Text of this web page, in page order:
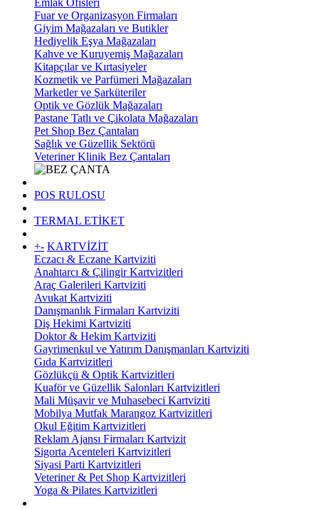
Emlak Ofisleri
Fuar ve Organizasyon Firmaları
Giyim Mağazaları ve Butikler
Hediyelik Eşya Mağazaları
Kahve ve Kuruyemiş Mağazaları
Kitapçılar ve Kırtasiyeler
Kozmetik ve Parfümeri Mağazaları
Marketler ve Şarküteriler
Optik ve Gözlük Mağazaları
Pastane Tatlı ve Çikolata Mağazaları
Pet Shop Bez Çantaları
Sağlık ve Güzellik Sektörü
Veteriner Klinik Bez Çantaları
POS RULOSU
TERMAL ETİKET
+- KARTVİZİT
Eczacı & Eczane Kartviziti
Anahtarcı & Çilingir Kartvizitleri
Araç Galerileri Kartviziti
Avukat Kartviziti
Danışmanlık Firmaları Kartviziti
Diş Hekimi Kartviziti
Doktor & Hekim Kartviziti
Gayrimenkul ve Yatırım Danışmanları Kartviziti
Gıda Kartvizitleri
Gözlükçü & Optik Kartvizitleri
Kuaför ve Güzellik Salonları Kartvizitleri
Mali Müşavir ve Muhasebeci Kartviziti
Mobilya Mutfak Marangoz Kartvizitleri
Okul Eğitim Kartvizitleri
Reklam Ajansı Firmaları Kartvizit
Sigorta Acenteleri Kartvizitleri
Siyasi Parti Kartvizitleri
Veteriner & Pet Shop Kartvizitleri
Yoga & Pilates Kartvizitleri